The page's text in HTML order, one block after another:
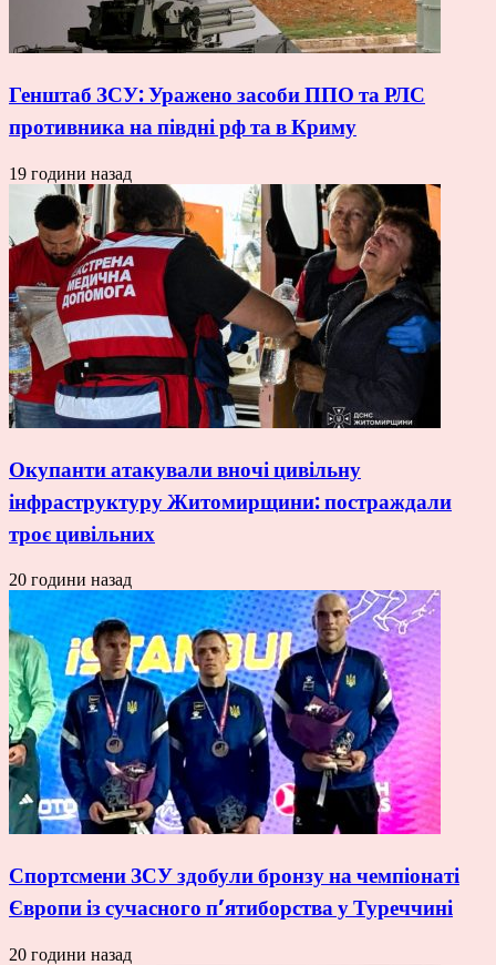
Генштаб ЗСУ: Уражено засоби ППО та РЛС
противника на півдні рф та в Криму
19 години назад
Окупанти атакували вночі цивільну
інфраструктуру Житомирщини: постраждали
троє цивільних
20 години назад
Спортсмени ЗСУ здобули бронзу на чемпіонаті
Європи із сучасного п’ятиборства у Туреччині
20 години назад